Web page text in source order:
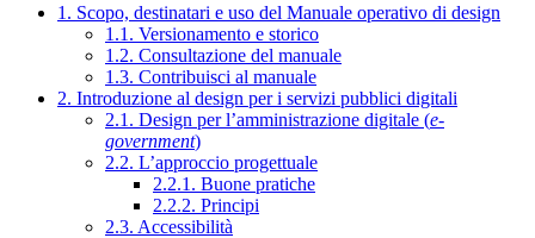
1. Scopo, destinatari e uso del Manuale operativo di design
1.1. Versionamento e storico
1.2. Consultazione del manuale
1.3. Contribuisci al manuale
2. Introduzione al design per i servizi pubblici digitali
2.1. Design per l’amministrazione digitale (e-
government)
2.2. L’approccio progettuale
2.2.1. Buone pratiche
2.2.2. Principi
2.3. Accessibilità